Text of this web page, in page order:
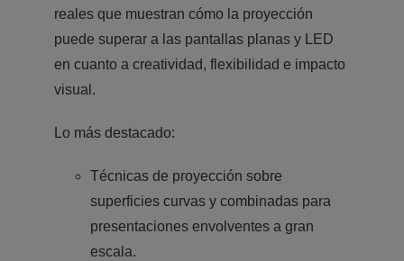
reales que muestran cómo la proyección
puede superar a las pantallas planas y LED
en cuanto a creatividad, flexibilidad e impacto
visual.
Lo más destacado:
Técnicas de proyección sobre
superficies curvas y combinadas para
presentaciones envolventes a gran
escala.